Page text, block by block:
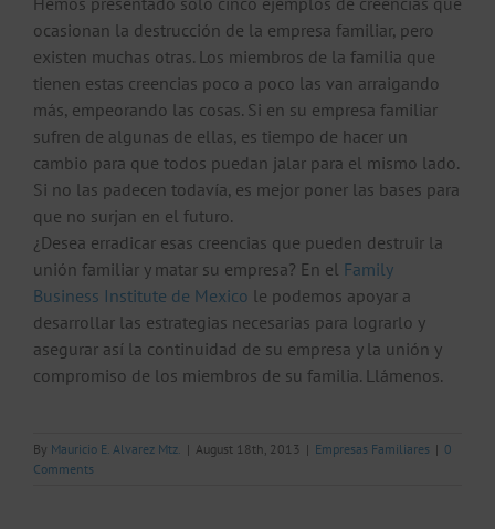
ocasionan la destrucción de la empresa familiar, pero
existen muchas otras. Los miembros de la familia que
tienen estas creencias poco a poco las van arraigando
más, empeorando las cosas. Si en su empresa familiar
sufren de algunas de ellas, es tiempo de hacer un
cambio para que todos puedan jalar para el mismo lado.
Si no las padecen todavía, es mejor poner las bases para
que no surjan en el futuro.
¿Desea erradicar esas creencias que pueden destruir la
unión familiar y matar su empresa? En el Family
Business Institute de Mexico le podemos apoyar a
desarrollar las estrategias necesarias para lograrlo y
asegurar así la continuidad de su empresa y la unión y
compromiso de los miembros de su familia. Llámenos.
By Mauricio E. Alvarez Mtz. | August 18th, 2013 | Empresas Familiares | 0
Comments